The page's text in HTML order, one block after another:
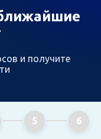
и получите
5 6